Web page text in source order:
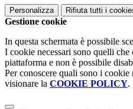
Personalizza Rifiuta tutti i
Gestione cookie
In questa schermata è possibile
I cookie necessari sono quelli
piattaforma e non è possibile
Per conoscere quali sono i
visionare la COOKIE POLICY.